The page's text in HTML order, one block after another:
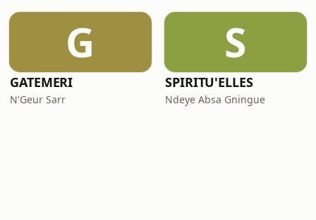
G
GATEMERI
N'Geur Sarr
S
SPIRITU'ELLES
Ndeye Absa Gningue